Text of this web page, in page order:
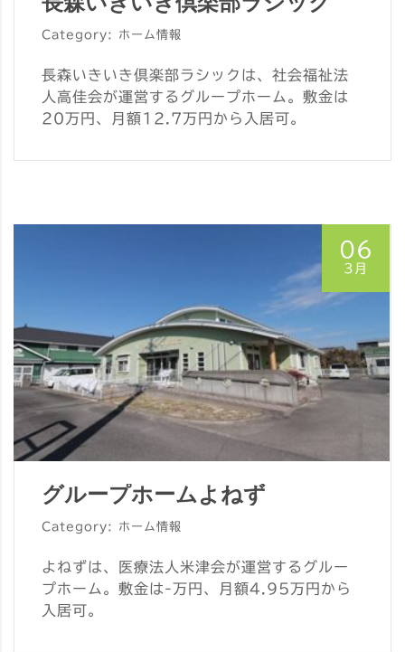
Category: ホーム情報
長森いきいき倶楽部ラシックは、社会福祉法
人高佳会が運営するグループホーム。敷金は
20万円、月額12.7万円から入居可。
06
3月
グループホームよねず
Category: ホーム情報
よねずは、医療法人米津会が運営するグルー
プホーム。敷金は-万円、月額4.95万円から
入居可。